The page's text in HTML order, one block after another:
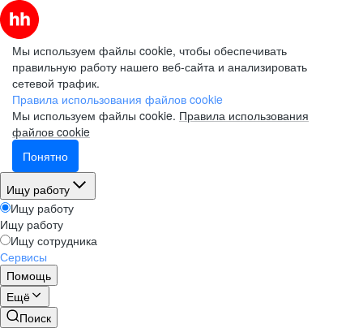
Мы используем файлы cookie, чтобы обеспечивать
правильную работу нашего веб-сайта и анализировать
сетевой трафик.
Правила использования файлов cookie
Мы используем файлы cookie. Правила использования
файлов cookie
Понятно
Ищу работу
Ищу работу
Ищу работу
Ищу сотрудника
Сервисы
Помощь
Ещё
Поиск